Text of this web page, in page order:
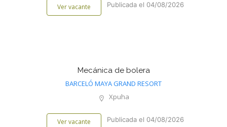
Ver vacante Publicada el 04/08/2026
Mecánica de bolera
BARCELÓ MAYA GRAND RESORT
Xpuha
Ver vacante Publicada el 04/08/2026